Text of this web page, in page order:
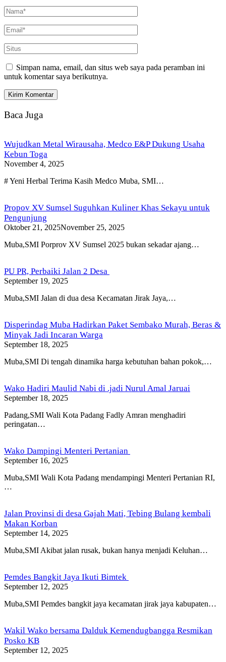
Simpan nama, email, dan situs web saya pada peramban ini
untuk komentar saya berikutnya.
Baca Juga
Wujudkan Metal Wirausaha, Medco E&P Dukung Usaha
Kebun Toga
November 4, 2025
# Yeni Herbal Terima Kasih Medco Muba, SMI…
Propov XV Sumsel Suguhkan Kuliner Khas Sekayu untuk
Pengunjung
Oktober 21, 2025November 25, 2025
Muba,SMI Porprov XV Sumsel 2025 bukan sekadar ajang…
PU PR, Perbaiki Jalan 2 Desa
September 19, 2025
Muba,SMI Jalan di dua desa Kecamatan Jirak Jaya,…
Disperindag Muba Hadirkan Paket Sembako Murah, Beras &
Minyak Jadi Incaran Warga
September 18, 2025
Muba,SMI Di tengah dinamika harga kebutuhan bahan pokok,…
Wako Hadiri Maulid Nabi di .jadi Nurul Amal Jaruai
September 18, 2025
Padang,SMI Wali Kota Padang Fadly Amran menghadiri
peringatan…
Wako Dampingi Menteri Pertanian
September 16, 2025
Muba,SMI Wali Kota Padang mendampingi Menteri Pertanian RI,
…
Jalan Provinsi di desa Gajah Mati, Tebing Bulang kembali
Makan Korban
September 14, 2025
Muba,SMI Akibat jalan rusak, bukan hanya menjadi Keluhan…
Pemdes Bangkit Jaya Ikuti Bimtek
September 12, 2025
Muba,SMI Pemdes bangkit jaya kecamatan jirak jaya kabupaten…
Wakil Wako bersama Dalduk Kemendugbangga Resmikan
Posko KB
September 12, 2025